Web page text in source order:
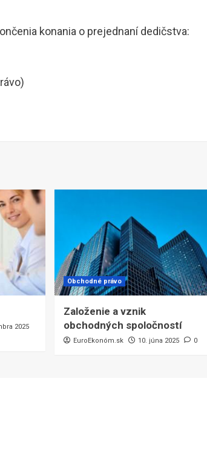
konania o prejednaní dedičstva:
2025
Obchodné právo
Založenie a vznik
obchodných spoločností
EuroEkonóm.sk 10. júna 2025 0